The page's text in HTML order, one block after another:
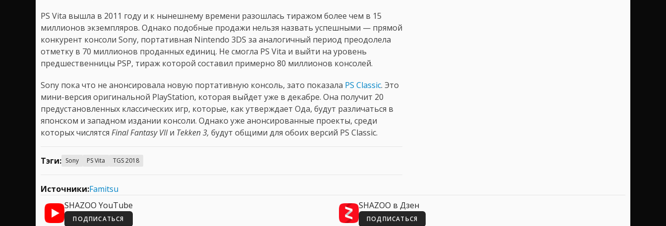
PS Vita вышла в 2011 году и к нынешнему времени разошлась тиражом более чем в 15
миллионов экземпляров. Однако подобные продажи нельзя назвать успешными — прямой
конкурент консоли Sony, портативная Nintendo 3DS за аналогичный период преодолела
отметку в 70 миллионов проданных единиц. Не смогла PS Vita и выйти на уровень
предшественницы PSP, тираж которой составил примерно 80 миллионов консолей.
Sony пока что не анонсировала новую портативную консоль, зато показала PS Classic. Это
мини-версия оригинальной PlayStation, которая выйдет уже в декабре. Она получит 20
предустановленных классических игр, которые, как утверждает Ода, будут различаться в
японском и западном издании консоли. Однако уже анонсированные проекты, среди
которых числятся Final Fantasy VIIи Tekken 3, будут общими для обоих версий PS Classic.
Тэги: Sony PS Vita TGS 2018
Источники:Famitsu
SHAZOO YouTube
ПОДПИСАТЬСЯ
SHAZOO в Дзен
ПОДПИСАТЬСЯ